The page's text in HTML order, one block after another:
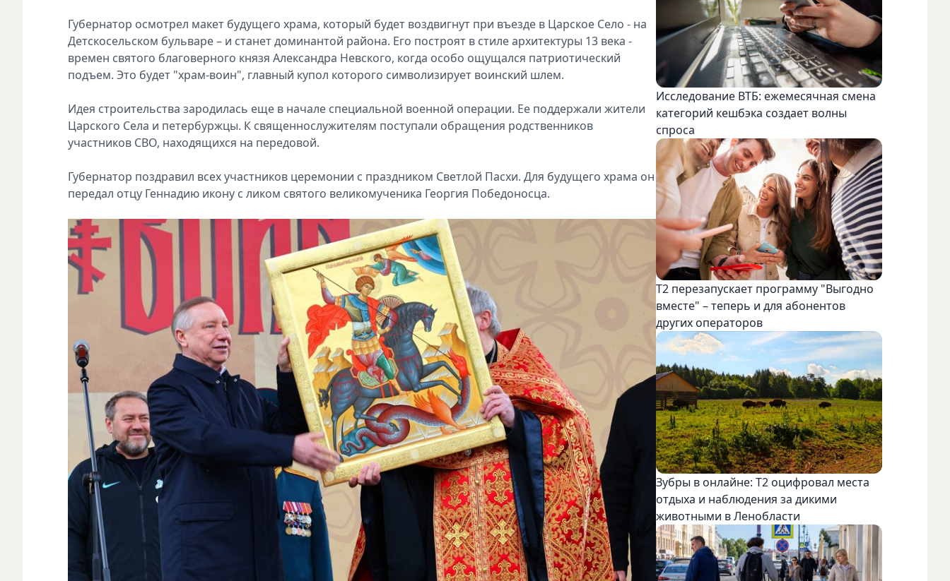
Губернатор осмотрел макет будущего храма, который будет воздвигнут при въезде в Царское Село - на
Детскосельском бульваре – и станет доминантой района. Его построят в стиле архитектуры 13 века -
времен святого благоверного князя Александра Невского, когда особо ощущался патриотический
подъем. Это будет "храм-воин", главный купол которого символизирует воинский шлем.
Идея строительства зародилась еще в начале специальной военной операции. Ее поддержали жители
Царского Села и петербуржцы. К священнослужителям поступали обращения родственников
участников СВО, находящихся на передовой.
Губернатор поздравил всех участников церемонии с праздником Светлой Пасхи. Для будущего храма он
передал отцу Геннадию икону с ликом святого великомученика Георгия Победоносца.
Исследование ВТБ: ежемесячная смена
категорий кешбэка создает волны
спроса
Т2 перезапускает программу "Выгодно
вместе" – теперь и для абонентов
других операторов
Зубры в онлайне: Т2 оцифровал места
отдыха и наблюдения за дикими
животными в Ленобласти